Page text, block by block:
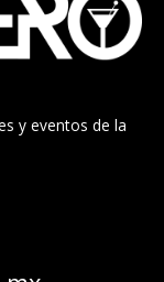
y eventos de la